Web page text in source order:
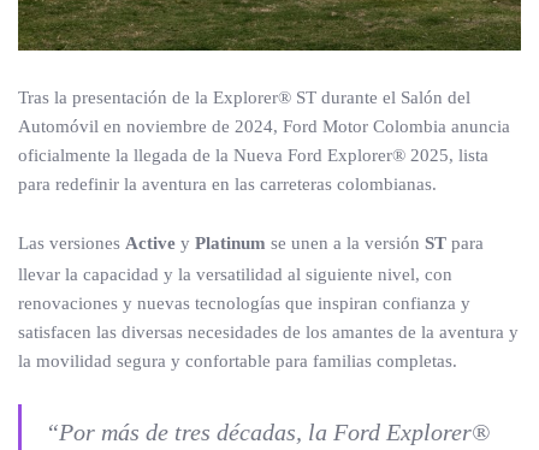
Tras la presentación de la Explorer® ST durante el Salón del
Automóvil en noviembre de 2024, Ford Motor Colombia anuncia
oficialmente la llegada de la Nueva Ford Explorer® 2025, lista
para redefinir la aventura en las carreteras colombianas.
Las versiones Active y Platinum se unen a la versión ST para
llevar la capacidad y la versatilidad al siguiente nivel, con
renovaciones y nuevas tecnologías que inspiran confianza y
satisfacen las diversas necesidades de los amantes de la aventura y
la movilidad segura y confortable para familias completas.
“Por más de tres décadas, la Ford Explorer®